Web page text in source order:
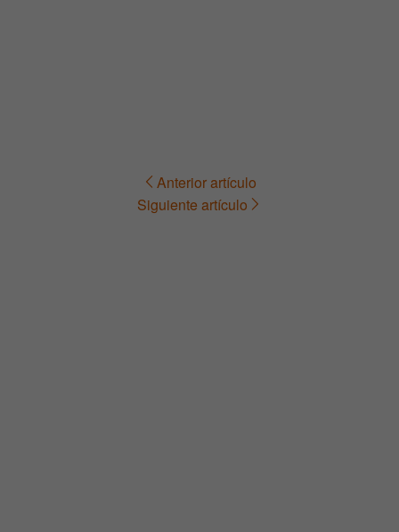
Navegación Anterior artículo
Siguiente artículo